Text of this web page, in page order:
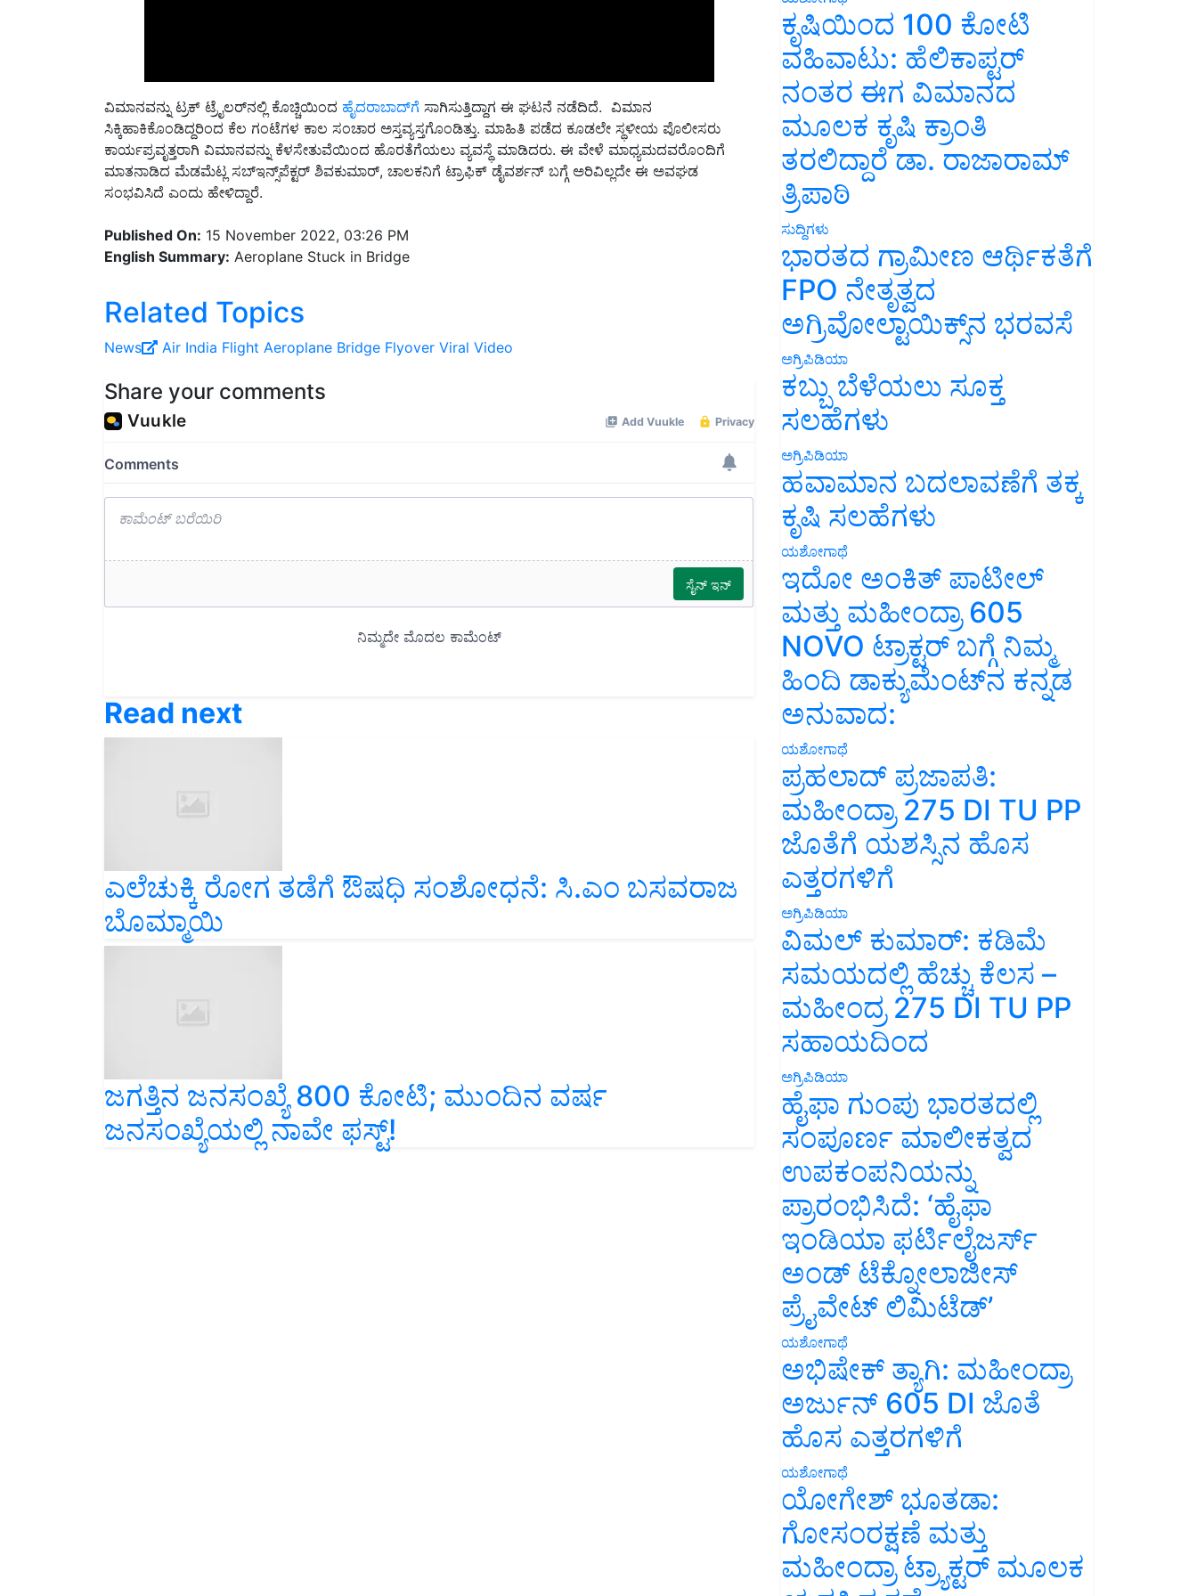
ವಿಮಾನವನ್ನು ಟ್ರಕ್ ಟ್ರೈಲರ್‌ನಲ್ಲಿ ಕೊಚ್ಚಿಯಿಂದಹೈದರಾಬಾದ್‌ಗೆಸಾಗಿಸುತ್ತಿದ್ದಾಗ ಈ ಘಟನೆ ನಡೆದಿದೆ. ವಿಮಾನ
ಸಿಕ್ಕಿಹಾಕಿಕೊಂಡಿದ್ದರಿಂದ ಕೆಲ ಗಂಟೆಗಳ ಕಾಲ ಸಂಚಾರ ಅಸ್ತವ್ಯಸ್ತಗೊಂಡಿತ್ತು. ಮಾಹಿತಿ ಪಡೆದ ಕೂಡಲೇ ಸ್ಥಳೀಯ ಪೊಲೀಸರು
ಕಾರ್ಯಪ್ರವೃತ್ತರಾಗಿ ವಿಮಾನವನ್ನು ಕೆಳಸೇತುವೆಯಿಂದ ಹೊರತೆಗೆಯಲು ವ್ಯವಸ್ಥೆ ಮಾಡಿದರು. ಈ ವೇಳೆ ಮಾಧ್ಯಮದವರೊಂದಿಗೆ
ಮಾತನಾಡಿದ ಮೆಡಮೆಟ್ಲ ಸಬ್‌ಇನ್ಸ್‌ಪೆಕ್ಟರ್ ಶಿವಕುಮಾರ್, ಚಾಲಕನಿಗೆ ಟ್ರಾಫಿಕ್ ಡೈವರ್ಶನ್ ಬಗ್ಗೆ ಅರಿವಿಲ್ಲದೇ ಈ ಅವಘಡ
ಸಂಭವಿಸಿದೆ ಎಂದು ಹೇಳಿದ್ದಾರೆ.
English Summary:Aeroplane Stuck in Bridge
Related Topics
News Air India Flight Aeroplane
ಎಲೆಚುಕ್ಕಿ ರೋಗ ತಡೆಗೆ ಔಷಧಿ ಸಂಶೋಧನೆ: ಸಿ.ಎಂ ಬಸವರಾಜ
ಬೊಮ್ಮಾಯಿ
ಜಗತ್ತಿನ ಜನಸಂಖ್ಯೆ 800 ಕೋಟಿ; ಮುಂದಿನ ವರ್ಷ
ಜನಸಂಖ್ಯೆಯಲ್ಲಿ ನಾವೇ ಫಸ್ಟ್‌!
ಕೃಷಿಯಿಂದ 100 ಕೋಟಿ
ವಹಿವಾಟು: ಹೆಲಿಕಾಪ್ಟರ್
ನಂತರ ಈಗ ವಿಮಾನದ
ಮೂಲಕ ಕೃಷಿ ಕ್ರಾಂತಿ
ತರಲಿದ್ದಾರೆ ಡಾ. ರಾಜಾರಾಮ್
ತ್ರಿಪಾಠಿ
ಸುದ್ದಿಗಳು
ಭಾರತದ ಗ್ರಾಮೀಣ ಆರ್ಥಿಕತೆಗೆ
FPO ನೇತೃತ್ವದ
ಅಗ್ರಿವೋಲ್ಟಾಯಿಕ್ಸ್‌ನ ಭರವಸೆ
ಅಗ್ರಿಪಿಡಿಯಾ
ಕಬ್ಬು ಬೆಳೆಯಲು ಸೂಕ್ತ
ಸಲಹೆಗಳು
ಅಗ್ರಿಪಿಡಿಯಾ
ಹವಾಮಾನ ಬದಲಾವಣೆಗೆ ತಕ್ಕ
ಕೃಷಿ ಸಲಹೆಗಳು
ಯಶೋಗಾಥೆ
ಇದೋ ಅಂಕಿತ್ ಪಾಟೀಲ್
ಮತ್ತು ಮಹೀಂದ್ರಾ 605
NOVO ಟ್ರಾಕ್ಟರ್ ಬಗ್ಗೆ ನಿಮ್ಮ
ಹಿಂದಿ ಡಾಕ್ಯುಮೆಂಟ್‌ನ ಕನ್ನಡ
ಅನುವಾದ:
ಯಶೋಗಾಥೆ
ಪ್ರಹಲಾದ್ ಪ್ರಜಾಪತಿ:
ಮಹೀಂದ್ರಾ 275 DI TU PP
ಜೊತೆಗೆ ಯಶಸ್ಸಿನ ಹೊಸ
ಎತ್ತರಗಳಿಗೆ
ಅಗ್ರಿಪಿಡಿಯಾ
ವಿಮಲ್ ಕುಮಾರ್: ಕಡಿಮೆ
ಸಮಯದಲ್ಲಿ ಹೆಚ್ಚು ಕೆಲಸ –
ಮಹೀಂದ್ರ 275 DI TU PP
ಸಹಾಯದಿಂದ
ಅಗ್ರಿಪಿಡಿಯಾ
ಹೈಫಾ ಗುಂಪು ಭಾರತದಲ್ಲಿ
ಸಂಪೂರ್ಣ ಮಾಲೀಕತ್ವದ
ಉಪಕಂಪನಿಯನ್ನು
ಪ್ರಾರಂಭಿಸಿದೆ: ‘ಹೈಫಾ
ಇಂಡಿಯಾ ಫರ್ಟಿಲೈಜರ್ಸ್
ಅಂಡ್ ಟೆಕ್ನೋಲಾಜೀಸ್
ಪ್ರೈವೇಟ್ ಲಿಮಿಟೆಡ್’
ಯಶೋಗಾಥೆ
ಅಭಿಷೇಕ್ ತ್ಯಾಗಿ: ಮಹೀಂದ್ರಾ
ಅರ್ಜುನ್ 605 DI ಜೊತೆ
ಹೊಸ ಎತ್ತರಗಳಿಗೆ
ಯಶೋಗಾಥೆ
ಯೋಗೇಶ್ ಭೂತಡಾ:
ಗೋಸಂರಕ್ಷಣೆ ಮತ್ತು
ಮಹೀಂದ್ರಾ ಟ್ರ್ಯಾಕ್ಟರ್ ಮೂಲಕ